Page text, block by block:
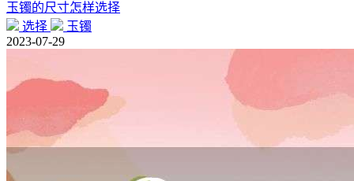
玉镯的尺寸怎样选择
选择
玉镯
2023-07-29